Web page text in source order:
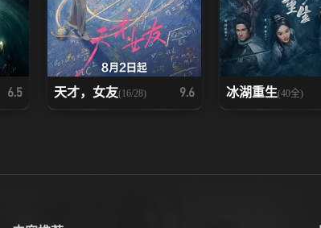
6.5 天才，女友(16/28) 9.6 冰湖重生(40全)